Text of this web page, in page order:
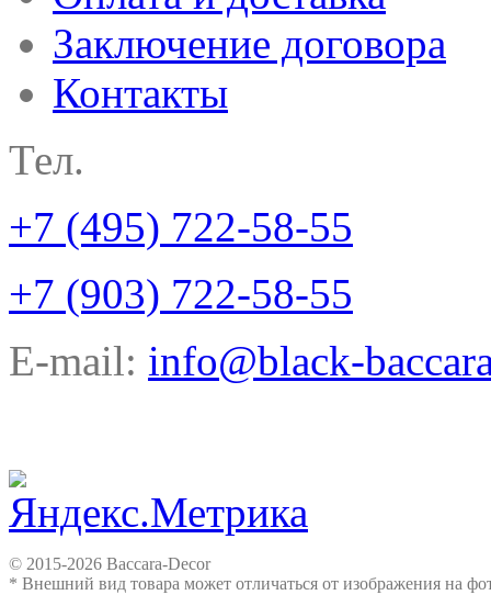
Заключение договора
Контакты
Тел.
+7 (495) 722-58-55
+7 (903) 722-58-55
E-mail: info@black-
© 2015-2026 Baccara-Decor
* Внешний вид товара может отличаться от изображения на